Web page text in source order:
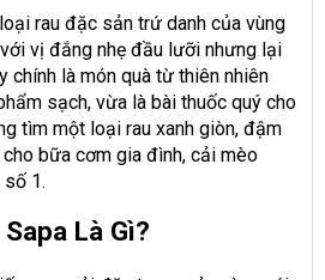
rau đặc sản trứ danh của vùng
vị đắng nhẹ đầu lưỡi nhưng lại
chính là món quà từ thiên nhiên
sạch, vừa là bài thuốc quý cho
tìm một loại rau xanh giòn, đậm
bữa cơm gia đình, cải mèo
số 1.
Là Gì?